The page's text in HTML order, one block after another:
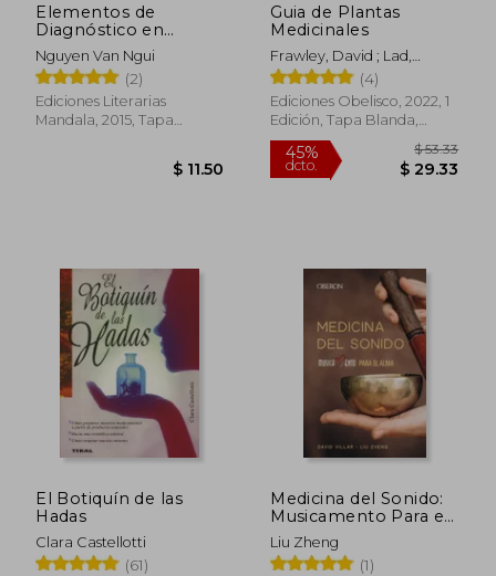
Elementos de
Diagnóstico en
Medicina Energética
Cina
Nguyen Van Ngui
(2)
Ediciones Literarias
Mandala, 2015, Tapa
Guia de Plantas
Medicinales
Frawley, David ; Lad,
Vasant
(4)
Ediciones Obelisco, 2022, 1
Edición, Tapa Blanda,
Nuevo
El Botiquín de las
Hadas
Clara Castellotti
(61)
Medicina del Sonido:
Musicamento Para el
Alma
Liu Zheng
(1)